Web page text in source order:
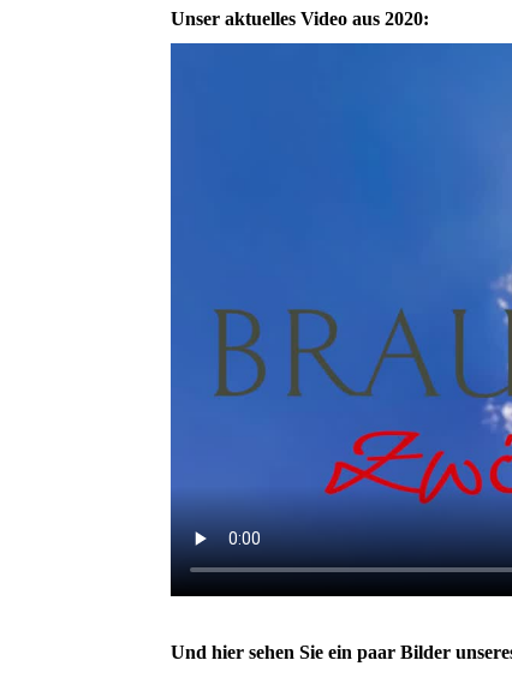
Unser aktuelles Video aus 2020:
Und hier sehen Sie ein paar Bilder